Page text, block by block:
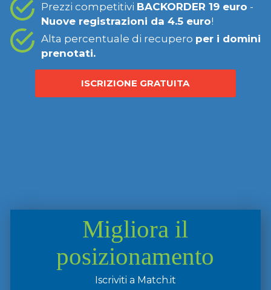
Prezzi competitivi BACKORDER 19 euro -
Nuove registrazioni da 4.5 euro!
Alta percentuale di recupero per i domini
prenotati.
ISCRIZIONE GRATUITA
Migliora il
posizionamento
Iscriviti a Match.it